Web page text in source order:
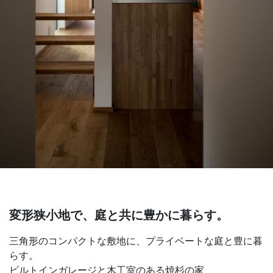
変形狭小地で、庭と共に豊かに暮らす。
三角形のコンパクトな敷地に、プライベートな庭と豊に暮
らす。
ビルトインガレージと木工室のある焼杉の家